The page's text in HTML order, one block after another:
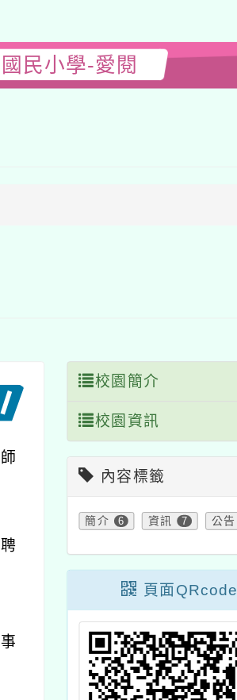
民小學-愛閱
校園簡介
校園資訊
內容標籤
簡介 6 資訊 7 公告
頁面QRcode